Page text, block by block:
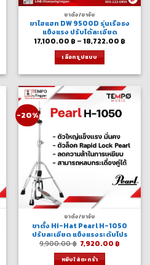
ขาตั้ง/ขาจับ
ขาไฮแฮท DW 9500D รุ่นเรือธง
แข็งแรง ปรับได้ละเอียด
17,100.00 ฿ –18,722.00 ฿
เลือกรูปแบบ
product
multiple
variants.
The
options
may
be
chosen
product
page
-20%
ขาตั้ง/ขาจับ
ขาตั้ง Hi-Hat Pearl H-1050
ปรับละเอียด แข็งแรงระดับโปร
9,900.00฿ Original
price
was:
9,900.00 ฿.
7,920.00 ฿
หยิบใส่ตะกร้า